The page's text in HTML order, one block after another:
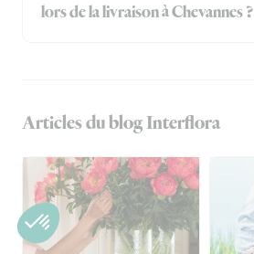
lors de la livraison à Chevannes ?
Articles du blog Interflora